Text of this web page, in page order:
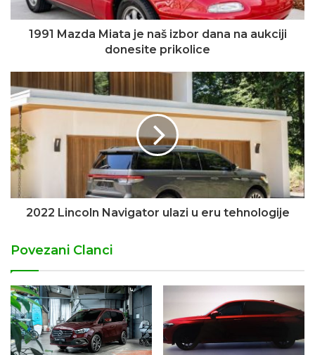
1991 Mazda Miata je naš izbor dana na aukciji
donesite prikolice
2022 Lincoln Navigator ulazi u eru tehnologije
Povezani Clanci